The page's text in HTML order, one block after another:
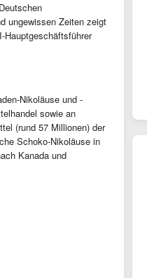
ungewissen Zeiten zeigt
Hauptgeschäftsführer
Nikoläuse und -
sowie an
(rund 57 Millionen) der
Schoko-Nikoläuse in
Kanada und